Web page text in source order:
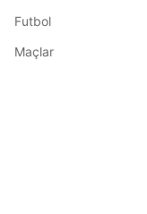
Futbol
Maçlar